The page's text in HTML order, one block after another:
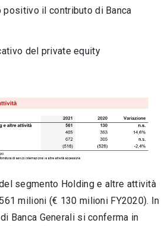
positivo il contributo di Banca
del private equity
segmento Holding e altre attività
milioni (€ 130 milioni FY2020). In
Banca Generali si conferma in